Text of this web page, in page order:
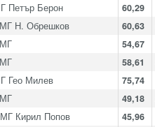
Петър Берон 60,29
Н. Обрешков 60,63
54,67
58,61
Гео Милев 75,74
49,18
Кирил Попов 45,96